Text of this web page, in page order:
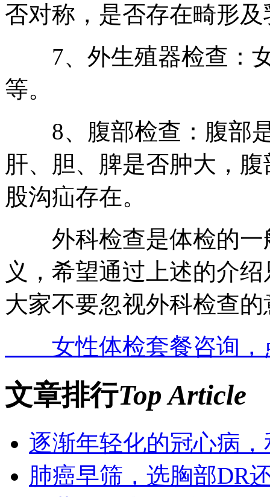
否对称，是否存在畸形
7、外生殖器检查：女
等。
8、腹部检查：腹部是
肝、胆、脾是否肿大，
股沟疝存在。
外科检查是体检的一
义，希望通过上述的介
大家不要忽视外科检查的
女性体检套餐咨询，
文章排行Top Article
逐渐年轻化的冠心病
肺癌早筛，选胸部DR